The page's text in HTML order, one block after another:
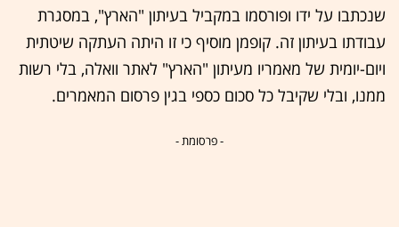
שנכתבו על ידו ופורסמו במקביל בעיתון "הארץ", במסגרת
עבודתו בעיתון זה. קופמן מוסיף כי זו היתה העתקה שיטתית
ויום-יומית של מאמריו מעיתון "הארץ" לאתר וואלה, בלי רשות
ממנו, ובלי שקיבל כל סכום כספי בגין פרסום המאמרים.
- פרסומת -